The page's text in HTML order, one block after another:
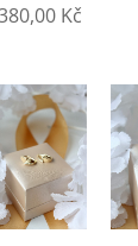
Kč